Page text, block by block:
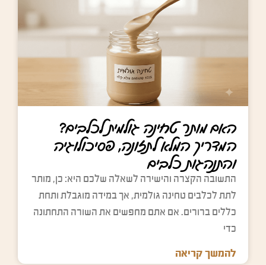
האם מותר טחינה גולמית לכלבים?
המדריך המלא לתזונה, פסיכולוגיה
והתנהגות כלבים
התשובה הקצרה והישירה לשאלה שלכם היא: כן, מותר
לתת לכלבים טחינה גולמית, אך במידה מוגבלת ותחת
כללים ברורים. אם אתם מחפשים את השורה התחתונה
כדי
להמשך קריאה